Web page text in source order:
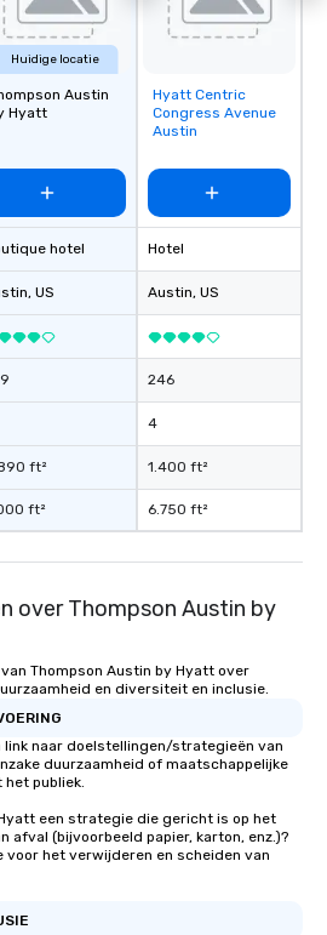
Huidige locatie
Austin
Hyatt
hotel
, US
ft²
ft²
Removed from
favorites
Hyatt Centric
Congress Avenue
Austin
Hotel
Austin, US
246
4
1.400 ft²
6.750 ft²
over Thompson Austin by
Thompson Austin by Hyatt over
en diversiteit en inclusie.
naar doelstellingen/strategieën van
duurzaamheid of maatschappelijke
publiek.
een strategie die gericht is op het
afval (bijvoorbeeld papier, karton, enz.)?
het verwijderen en scheiden van